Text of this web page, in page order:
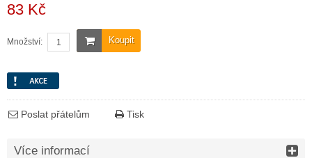
83 Kč
Koupit
Množství:
Poslat přátelům Tisk
Více informací